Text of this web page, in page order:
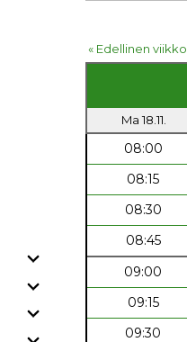
« Edellinen viikko
Ma 18.11.
08:00
08:15
08:30
08:45
09:00
09:15
09:30